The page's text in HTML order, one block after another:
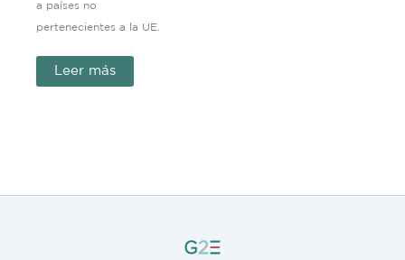
a países no
pertenecientes a la UE.
Leer más